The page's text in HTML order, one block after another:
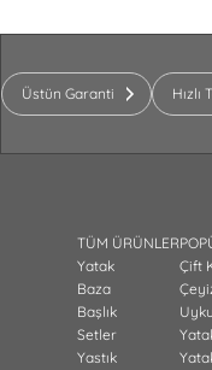
Üstün Garanti
TÜM ÜRÜNLER
Yatak
Baza
Başlık
Setler
Yastık
Çift